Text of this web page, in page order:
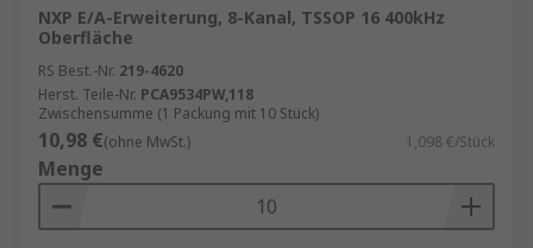
NXP E/A-Erweiterung, 8-Kanal, TSSOP 16 400kHz
Oberfläche
RS Best.-Nr. 219-4620
Herst. Teile-Nr. PCA9534PW,118
Zwischensumme (1 Packung mit 10 Stück)
10,98 €(ohne MwSt.) 1,098 €/Stück
Menge